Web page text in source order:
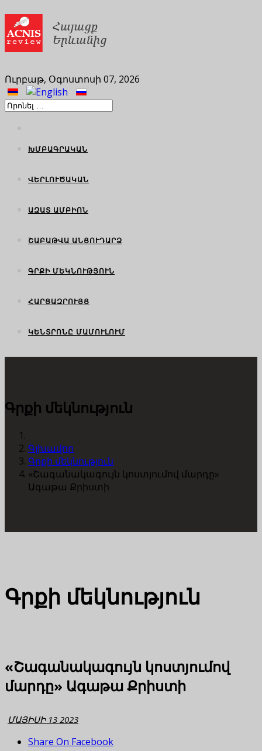
Ուրբաթ, Օգոստոսի 07, 2026
ԽՄԲԱԳՐԱԿԱՆ
ՎԵՐԼՈՒԾԱԿԱՆ
ԱԶԱՏ ԱՄԲԻՈՆ
ՇԱԲԱԹՎԱ ԱՆՑՈՒԴԱՐՁ
ԳՐՔԻ ՄԵԿՆՈՒԹՅՈՒՆ
ՀԱՐՑԱԶՐՈՒՅՑ
ԿԵՆՏՐՈՆԸ ՄԱՄՈՒԼՈՒՄ
Գրքի մեկնություն
Գլխավոր
Գրքի մեկնություն
«Շագանակագույն կոստյումով մարդը»
Ագաթա Քրիստի
Գրքի մեկնություն
«Շագանակագույն կոստյումով
մարդը» Ագաթա Քրիստի
ՄԱՅԻՍԻ 13 2023
Share On Facebook